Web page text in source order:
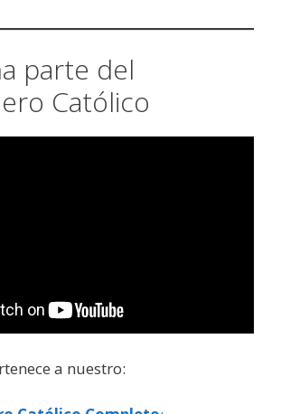
parte del
Católico
a nuestro: